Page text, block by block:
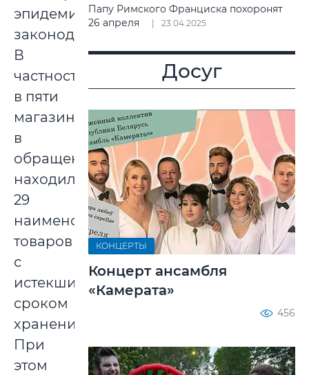
эпидемиологического
законодательства.
В
частности,
в пяти
магазинах
в
обращении
находилось
29
наименований
товаров
с
истекшим
сроком
хранения.
При
этом
Папу Римского Франциска похоронят
26 апреля
23.04.2025
Досуг
КОНЦЕРТЫ
Концерт ансамбля
«Камерата»
456